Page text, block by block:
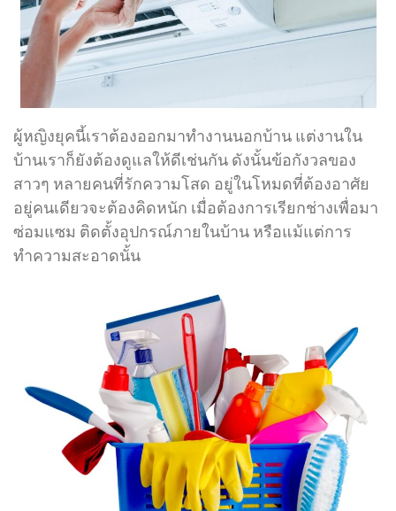
ผู้หญิงยุคนี้เราต้องออกมาทำงานนอกบ้าน แต่งานใน
บ้านเราก็ยังต้องดูแลให้ดีเช่นกัน ดังนั้นข้อกังวลของ
สาวๆ หลายคนที่รักความโสด อยู่ในโหมดที่ต้องอาศัย
อยู่คนเดียวจะต้องคิดหนัก เมื่อต้องการเรียกช่างเพื่อมา
ซ่อมแซม ติดตั้งอุปกรณ์ภายในบ้าน หรือแม้แต่การ
ทำความสะอาดนั้น